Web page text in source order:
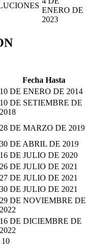
ENERO DE
2023
Fecha Hasta
10 DE ENERO DE 2014
10 DE SETIEMBRE DE
2018
28 DE MARZO DE 2019
30 DE ABRIL DE 2019
16 DE JULIO DE 2020
26 DE JULIO DE 2021
27 DE JULIO DE 2021
30 DE JULIO DE 2021
29 DE NOVIEMBRE DE
2022
16 DE DICIEMBRE DE
2022
10